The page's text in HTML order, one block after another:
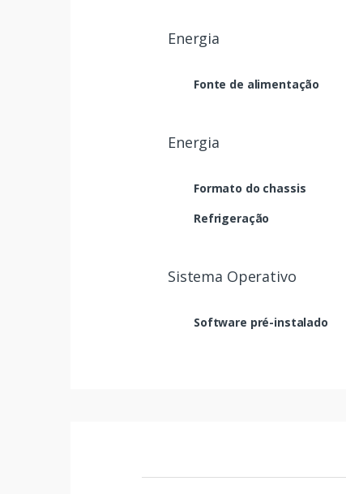
Energia
Fonte de alimentação
Energia
Formato do chassis
Refrigeração
Sistema Operativo
Software pré-instalado